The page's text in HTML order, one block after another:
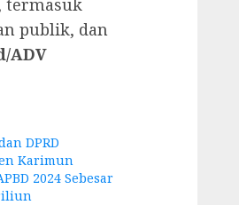
termasuk
publik, dan
ADV
DPRD
Karimun
2024 Sebesar